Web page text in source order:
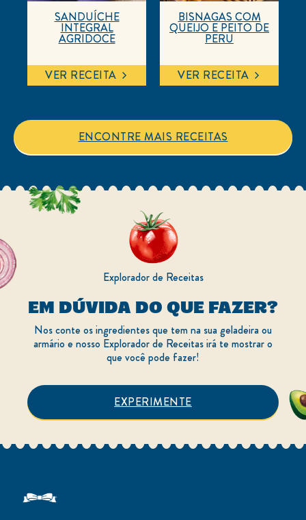
SANDUÍCHE
INTEGRAL
AGRIDOCE
VER RECEITA
BISNAGAS COM
QUEIJO E PEITO DE
PERU
VER RECEITA
ENCONTRE MAIS RECEITAS
Explorador de Receitas
EM DÚVIDA DO QUE FAZER?
Nos conte os ingredientes que tem na sua geladeira ou
armário e nosso Explorador de Receitas irá te mostrar o
que você pode fazer!
EXPERIMENTE